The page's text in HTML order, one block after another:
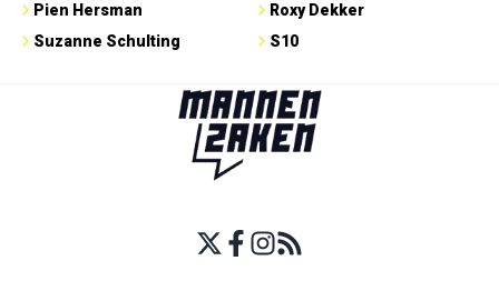
Pien Hersman
Suzanne Schulting
Roxy Dekker
S10